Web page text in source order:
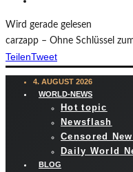
Wird gerade gelesen
carzapp – Ohne Schlüssel
TeilenTweet
4. AUGUST 2026
WORLD-NEWS
Hot topic
Newsflash
Censored
Daily World
BLOG